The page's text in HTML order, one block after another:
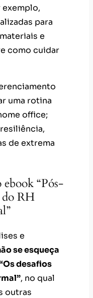
exemplo,
para
e
como cuidar
uma rotina
office;
de extrema
ebook “Pós-
do RH
e
se esqueça
desafios
, no qual
outras